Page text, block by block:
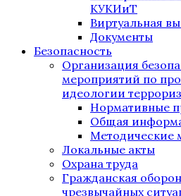
КУКИиТ
Виртуальная
Документы
Безопасность
Организация
мероприятий по
идеологии
Нормативные
Общая
Методические
Локальные акты
Охрана труда
Гражданская
чрезвычайных